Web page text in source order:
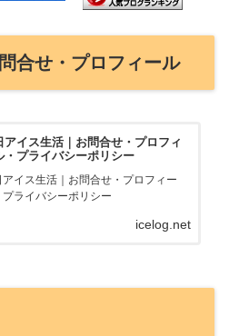
合せ・プロフィール
アイス生活｜お問合せ・プロフィ
・プライバシーポリシー
アイス生活｜お問合せ・プロフィー
プライバシーポリシー
icelog.net